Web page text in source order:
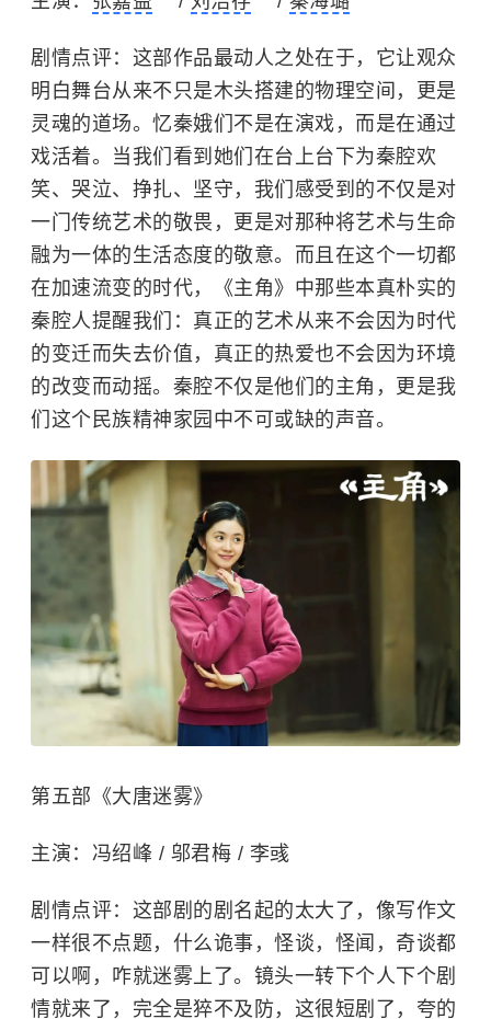
剧情点评：这部作品最动人之处在于，它让观众
明白舞台从来不只是木头搭建的物理空间，更是
灵魂的道场。忆秦娥们不是在演戏，而是在通过
戏活着。当我们看到她们在台上台下为秦腔欢
笑、哭泣、挣扎、坚守，我们感受到的不仅是对
一门传统艺术的敬畏，更是对那种将艺术与生命
融为一体的生活态度的敬意。而且在这个一切都
在加速流变的时代，《主角》中那些本真朴实的
秦腔人提醒我们：真正的艺术从来不会因为时代
的变迁而失去价值，真正的热爱也不会因为环境
的改变而动摇。秦腔不仅是他们的主角，更是我
们这个民族精神家园中不可或缺的声音。
第五部《大唐迷雾》
主演：冯绍峰 / 邬君梅 / 李彧
剧情点评：这部剧的剧名起的太大了，像写作文
一样很不点题，什么诡事，怪谈，怪闻，奇谈都
可以啊，咋就迷雾上了。镜头一转下个人下个剧
情就来了，完全是猝不及防，这很短剧了，夸的